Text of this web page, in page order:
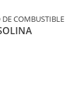
DE COMBUSTIBLE